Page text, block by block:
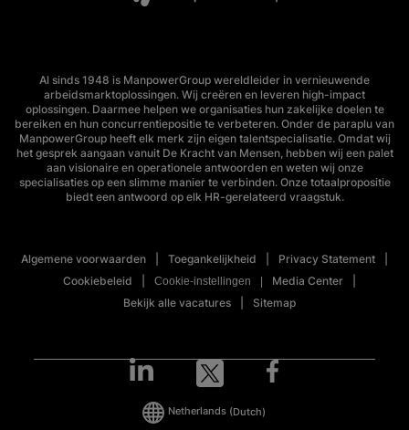
Al sinds 1948 is ManpowerGroup wereldleider in vernieuwende
arbeidsmarktoplossingen. Wij creëren en leveren high-impact
oplossingen. Daarmee helpen we organisaties hun zakelijke doelen te
bereiken en hun concurrentiepositie te verbeteren. Onder de paraplu van
ManpowerGroup heeft elk merk zijn eigen talentspecialisatie. Omdat wij
het gesprek aangaan vanuit De Kracht van Mensen, hebben wij een palet
aan visionaire en operationele antwoorden en weten wij onze
specialisaties op een slimme manier te verbinden. Onze totaalpropositie
biedt een antwoord op elk HR-gerelateerd vraagstuk.
Algemene voorwaarden Toegankelijkheid
Privacy Statement
Cookiebeleid
Cookie-instellingen
Media Center
Bekijk alle vacatures
Sitemap
Netherlands (Dutch)